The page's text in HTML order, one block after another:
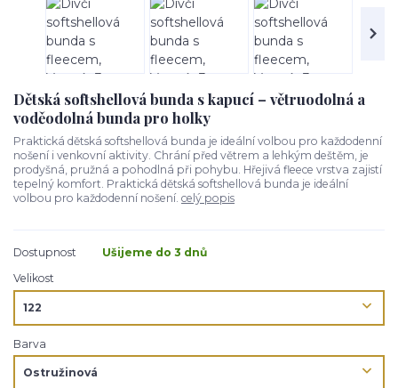
Dětská softshellová bunda s kapucí – větruodolná a
voděodolná bunda pro holky
Praktická dětská softshellová bunda je ideální volbou pro každodenní
nošení i venkovní aktivity. Chrání před větrem a lehkým deštěm, je
prodyšná, pružná a pohodlná při pohybu. Hřejivá fleece vrstva zajistí
tepelný komfort. Praktická dětská softshellová bunda je ideální
volbou pro každodenní nošení. celý popis
Dostupnost
Ušijeme do 3 dnů
Velikost
Barva